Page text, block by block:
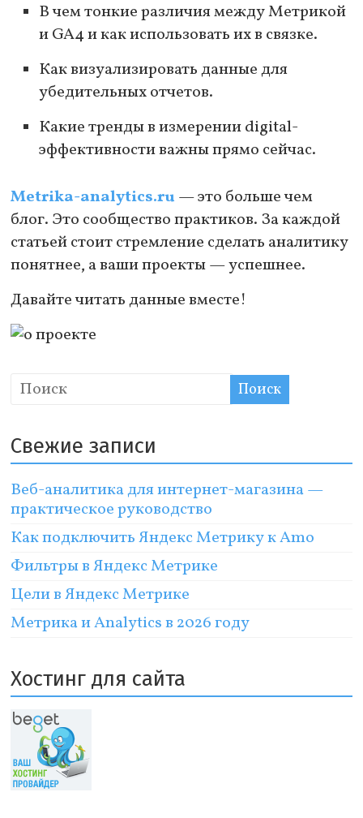
В чем тонкие различия между Метрикой
и GA4 и как использовать их в связке.
Как визуализировать данные для
убедительных отчетов.
Какие тренды в измерении digital-
эффективности важны прямо сейчас.
Metrika-analytics.ru — это больше чем
блог. Это сообщество практиков. За каждой
статьей стоит стремление сделать аналитику
понятнее, а ваши проекты — успешнее.
Давайте читать данные вместе!
Свежие записи
Веб-аналитика для интернет-магазина —
практическое руководство
Как подключить Яндекс Метрику к Amo
Фильтры в Яндекс Метрике
Цели в Яндекс Метрике
Метрика и Analytics в 2026 году
Хостинг для сайта